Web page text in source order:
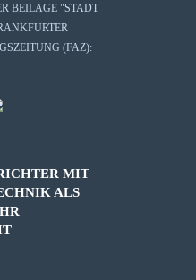
BEILAGE "STADT
(FAZ):
MIT
ALS